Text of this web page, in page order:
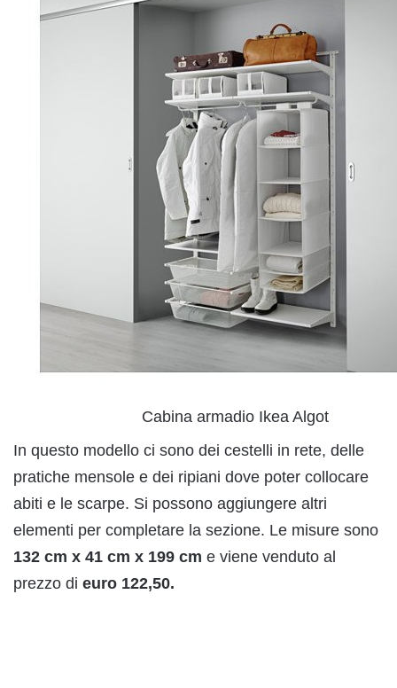
Cabina armadio Ikea Algot
In questo modello ci sono dei cestelli in rete, delle
pratiche mensole e dei ripiani dove poter collocare
abiti e le scarpe. Si possono aggiungere altri
elementi per completare la sezione. Le misure sono
132 cm x 41 cm x 199 cm e viene venduto al
prezzo di euro 122,50.